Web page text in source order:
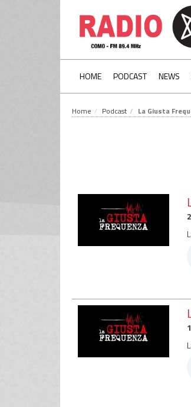
HOME PODCAST NEWS
Home Podcast La Giusta